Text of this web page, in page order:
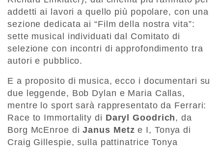
addetti ai lavori a quello più popolare, con una
sezione dedicata ai “Film della nostra vita”:
sette musical individuati dal Comitato di
selezione con incontri di approfondimento tra
autori e pubblico.
E a proposito di musica, ecco i documentari su
due leggende, Bob Dylan e Maria Callas,
mentre lo sport sarà rappresentato da Ferrari:
Race to Immortality di Daryl Goodrich, da
Borg McEnroe diJanus Metz e I, Tonya di
Craig Gillespie, sulla pattinatrice Tonya